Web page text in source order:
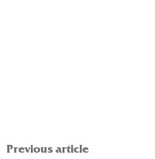
Previous article